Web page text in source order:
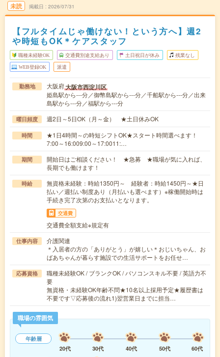
未読 掲載日 2026/07/31
【フルタイムじゃ働けない！という方へ】週2
や時短もOK＊ケアスタッフ
職種未経験OK 交通費別途支給あり 土日祝日が休み 残業なし
WEB登録OK 派遣
勤務地 大阪府大阪市西淀川区
姫島駅から---分／御幣島駅から---分／千船駅から---分／出来
島駅から---分／福駅から---分
曜日頻度 週2日～5日OK（月～金） ★土日休みOK
時間
★1日4時間～の時短シフトOK★スタート時間選べます！
7:00～16:009:00～17:0011:…
期間
開始日はご相談ください！ ★急募 ★職場が気に入れば、
長期でも働けます！
時給
無資格未経験：時給1350円～ 経験者：時給1450円～★日
払い／週払い制度あり（月払いも選べます）※稼働開始時は
手続き完了次第のお支払いとなります。
交通費
交通費全額支給※規定有
仕事内容
介護関連
＊入居者の方の「ありがとう」が嬉しい＊おじいちゃん、お
ばあちゃんが暮らす施設での生活サポートをお任せ…
応募資格
職種未経験OK / ブランクOK / パソコンスキル不要 / 英語力不
要
無資格・未経験OK年齢不問★10名以上採用予定★履歴書は
不要です▽応募後の流れ1)翌営業日までに担当…
職場の雰囲気
年齢層
20代
30代 40代 50代
60代